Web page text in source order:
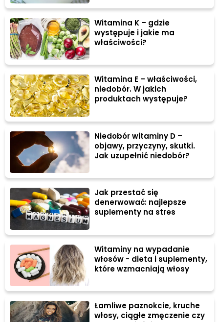
Witamina K – gdzie
występuje i jakie ma
właściwości?
Witamina E – właściwości,
niedobór. W jakich
produktach występuje?
Niedobór witaminy D –
objawy, przyczyny, skutki.
Jak uzupełnić niedobór?
Jak przestać się
denerwować: najlepsze
suplementy na stres
Witaminy na wypadanie
włosów - dieta i suplementy,
które wzmacniają włosy
Łamliwe paznokcie, kruche
włosy, ciągłe zmęczenie czy